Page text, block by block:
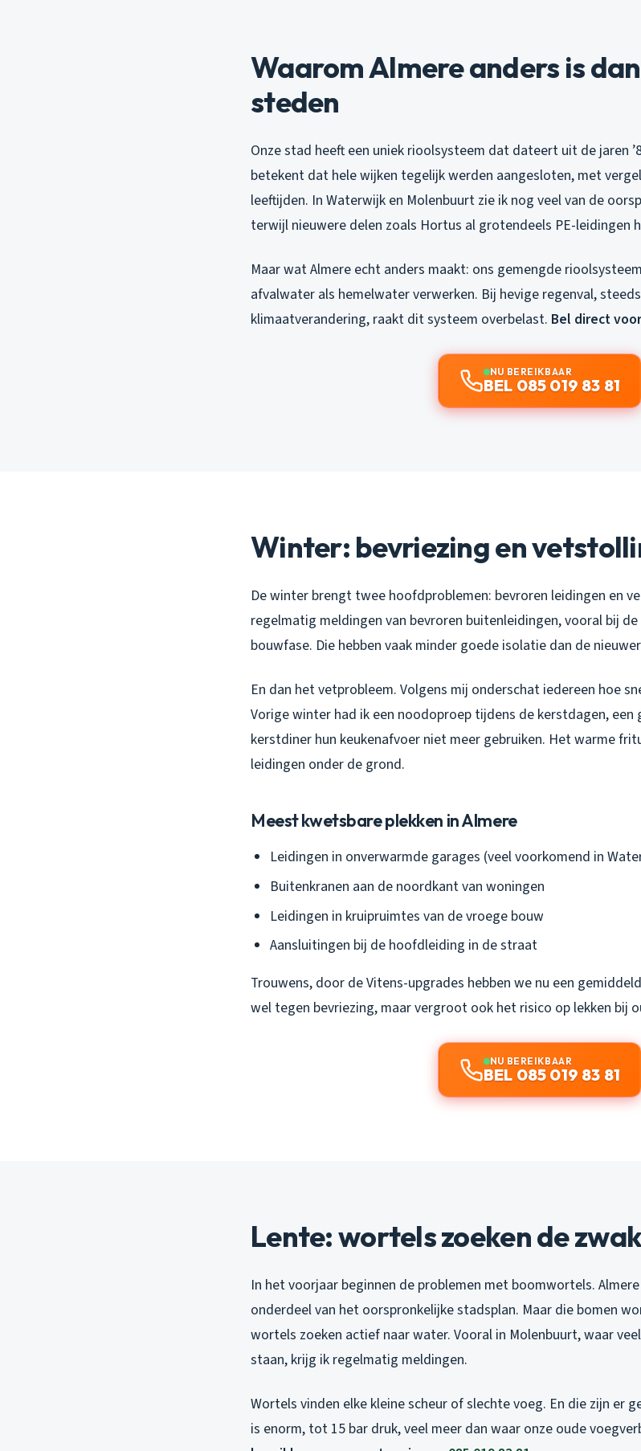
Waarom Almere anders is
steden
Onze stad heeft een uniek rioolsysteem dat dateert uit de jaren
betekent dat hele wijken tegelijk werden aangesloten, met
leeftijden. In Waterwijk en Molenbuurt zie ik nog veel van de
terwijl nieuwere delen zoals Hortus al grotendeels PE-leidingen
Maar wat Almere echt anders maakt: ons gemengde
afvalwater als hemelwater verwerken. Bij hevige regenval,
klimaatverandering, raakt dit systeem overbelast. Bel direct
NU BEREIKBAAR
BEL 085 019 83 81
Winter: bevriezing en
De winter brengt twee hoofdproblemen: bevroren leidingen en
regelmatig meldingen van bevroren buitenleidingen, vooral bij
bouwfase. Die hebben vaak minder goede isolatie dan de
En dan het vetprobleem. Volgens mij onderschat iedereen hoe
Vorige winter had ik een noodoproep tijdens de kerstdagen, een
kerstdiner hun keukenafvoer niet meer gebruiken. Het warme
leidingen onder de grond.
Meest kwetsbare plekken in Almere
Leidingen in onverwarmde garages (veel voorkomend in
Buitenkranen aan de noordkant van woningen
Leidingen in kruipruimtes van de vroege bouw
Aansluitingen bij de hoofdleiding in de straat
Trouwens, door de Vitens-upgrades hebben we nu een
wel tegen bevriezing, maar vergroot ook het risico op lekken bij
NU BEREIKBAAR
BEL 085 019 83 81
Lente: wortels zoeken de
In het voorjaar beginnen de problemen met boomwortels.
onderdeel van het oorspronkelijke stadsplan. Maar die bomen
wortels zoeken actief naar water. Vooral in Molenbuurt, waar
staan, krijg ik regelmatig meldingen.
Wortels vinden elke kleine scheur of slechte voeg. En die zijn er
is enorm, tot 15 bar druk, veel meer dan waar onze oude